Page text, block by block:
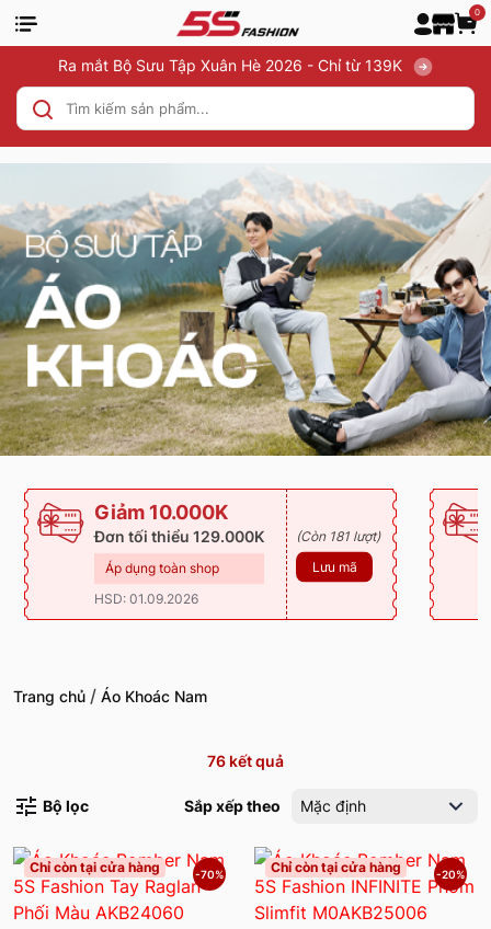
0
Ra mắt Bộ Sưu Tập Xuân Hè 2026 - Chỉ từ 139K
Giảm 10.000K
Đơn tối thiểu 129.000K
Áp dụng toàn shop
HSD: 01.09.2026
(Còn 181 lượt)
Lưu mã
Trang chủ / Áo Khoác Nam
76 kết quả
Bộ lọc Sắp xếp theo Mặc định
Chỉ còn tại cửa hàng -70% Chỉ còn tại cửa hàng -20%